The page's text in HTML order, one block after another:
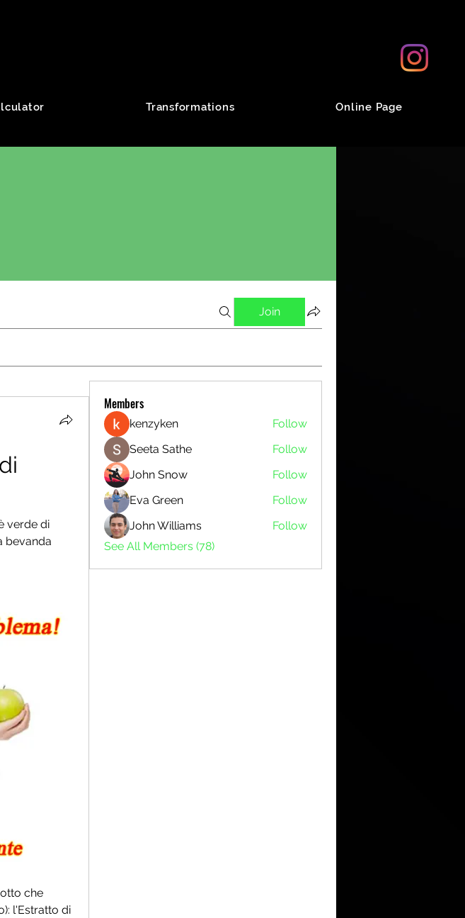
Transformations Online Page
Join
verde di
bevanda
che
l'Estratto di
Members
kenzyken
Follow
Seeta Sathe
Follow
John Snow
Follow
Eva Green
Follow
John Williams
Follow
See All Members (78)